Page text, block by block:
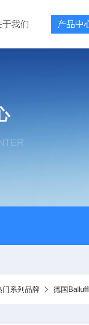
于我们 产品中
3-003原装劲价供
门系列品牌 德国